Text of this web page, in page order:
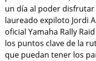
un día al poder
laureado expiloto Jordi
oficial Yamaha Rally
los puntos clave de la
que puedan tener los